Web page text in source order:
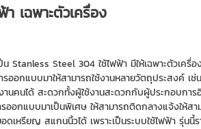
เฉพาะตัวเครื่อง
Stanless Steel 304 ใช้ไฟฟ้า มีให้เฉพาะตัวเครื่อ
ออกแบบมาให้สามารถใช้งานหลายวัตถุประสงค์ เ
นคนได้ สะดวกทั้งผู้ใช้งานสะดวกกับผู้ประกอบการ
อกแบบมาเป็นพิเศษ ให้สามารถติดกลางแจ้งให้ส
เหรียญ สแกนนิ้วได้ เพราะเป็นระบบใช้ไฟฟ้า รุ่นนี้